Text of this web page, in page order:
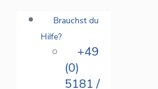
Brauchst du
Hilfe?
+49
(0)
5181 /